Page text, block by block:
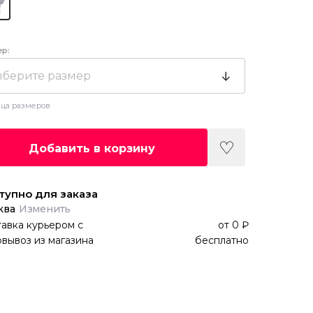
размер
размеров
Добавить в корзину
для заказа
Изменить
курьером с от 0 ₽
из магазина
бесплатно